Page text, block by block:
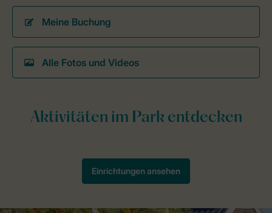
Meine Buchung
Alle Fotos und Videos